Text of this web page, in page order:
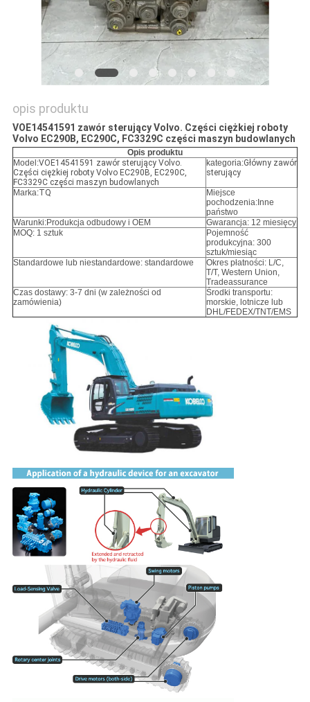
SITEMAP
POLITYKA
PRYWATNOŚCI
opis produktu
VOE14541591 zawór sterujący Volvo. Części ciężkiej roboty
Volvo EC290B, EC290C, FC3329C części maszyn budowlanych
Opis produktu
Model:VOE14541591 zawór sterujący Volvo.
Części ciężkiej roboty Volvo EC290B, EC290C,
FC3329C części maszyn budowlanych
kategoria:Główny zawór
sterujący
Marka:TQ
Miejsce
pochodzenia:Inne
państwo
Warunki:Produkcja odbudowy i OEM
Gwarancja: 12 miesięcy
MOQ: 1 sztuk
Pojemność
produkcyjna: 300
sztuk/miesiąc
Standardowe lub niestandardowe: standardowe
Okres płatności: L/C,
T/T, Western Union,
Tradeassurance
Czas dostawy: 3-7 dni (w zależności od
zamówienia)
Środki transportu:
morskie, lotnicze lub
DHL/FEDEX/TNT/EMS